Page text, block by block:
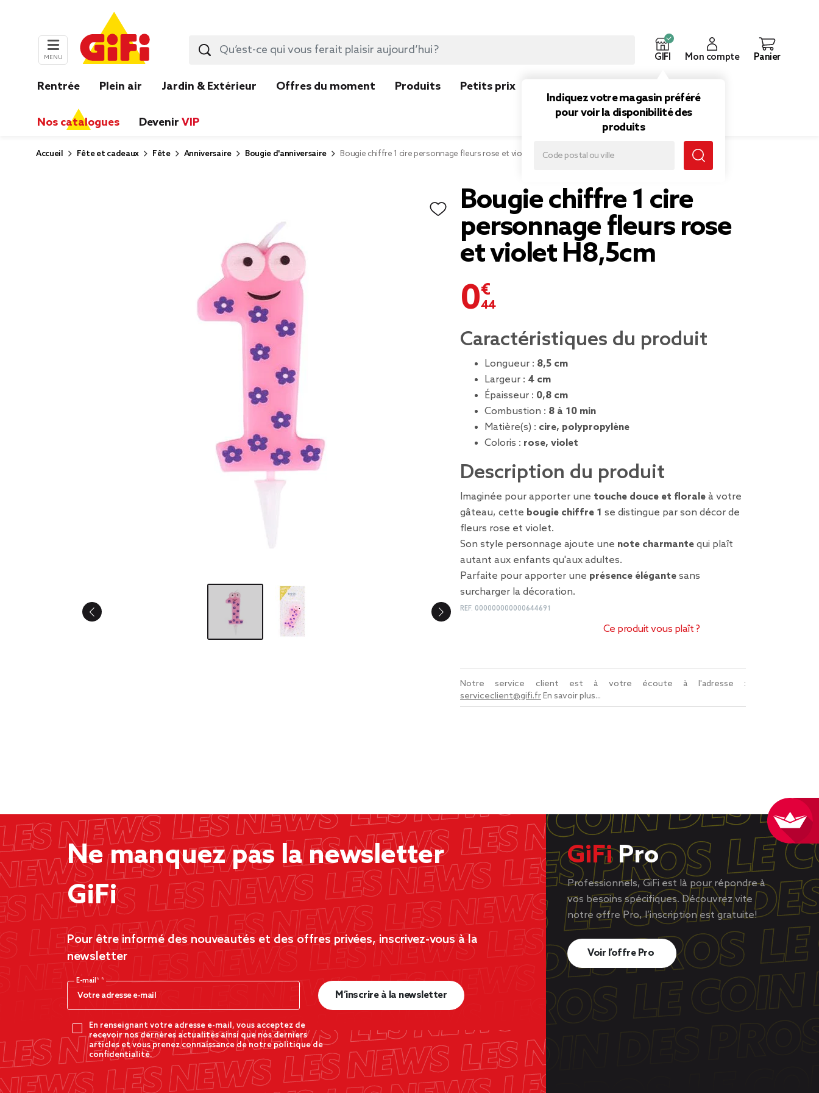
MENU GIFI
Indiquez votre magasin préféré
pour voir la disponibilité des
produits
Mon compte Panier
Rentrée Plein air Jardin & Extérieur Offres du moment Produits Petits prix
Nos catalogues Devenir VIP
Accueil Fête et cadeaux Fête Anniversaire Bougie d'anniversaire Bougie chiffre 1 cire personnage fleurs rose et violet H8,5cm
Bougie chiffre 1 cire
personnage fleurs rose
et violet H8,5cm
0,44 €
Caractéristiques du produit
Longueur : 8,5 cm
Largeur : 4 cm
Épaisseur : 0,8 cm
Combustion : 8 à 10 min
Matière(s) : cire, polypropylène
Coloris : rose, violet
Description du produit
Imaginée pour apporter une touche douce et florale à votre
gâteau, cette bougie chiffre 1 se distingue par son décor de
fleurs rose et violet.
Son style personnage ajoute une note charmante qui plaît
autant aux enfants qu'aux adultes.
Parfaite pour apporter une présence élégante sans
surcharger la décoration.
REF. 000000000000644691
Ce produit vous plaît ?
Notre service client est à votre écoute à l'adresse :
serviceclient@gifi.frEn savoir plus...
Ne manquez pas la newsletter
GiFi
Pour être informé des nouveautés et des offres privées, inscrivez-vous à la
newsletter
E-mail*
En renseignant votre adresse e-mail, vous acceptez de
recevoir nos dernères actualités ainsi que nos derniers
articles et vous prenez connaissance de notre politique de
confidentialité.
M’inscrire à la newsletter
GiFiPro
Professionnels, GiFi est là pour répondre à
vos besoins spécifiques. Découvrez vite
notre offre Pro, l’inscription est gratuite!
Voir l’offre Pro